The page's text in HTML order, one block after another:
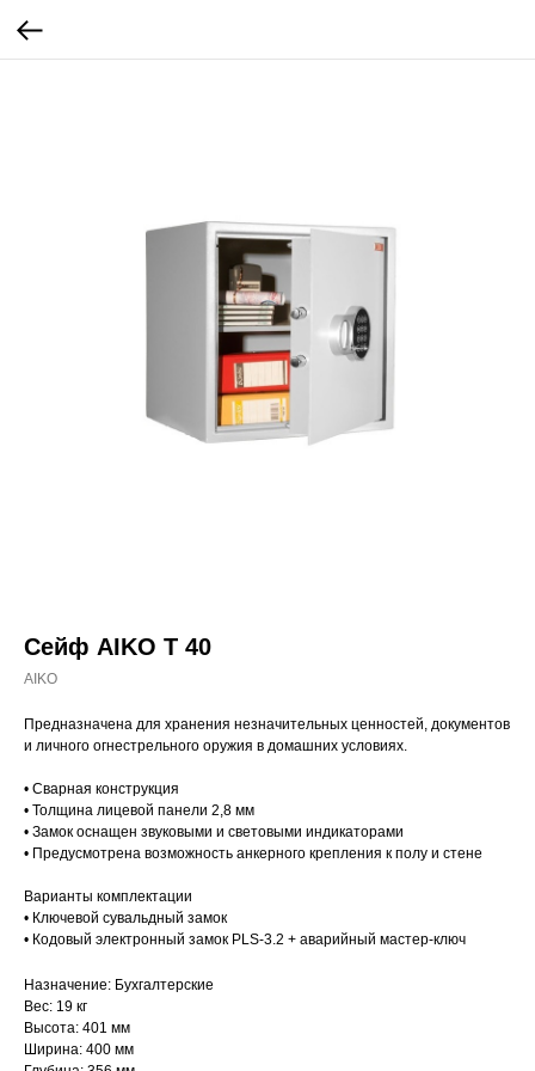
Сейф AIKO Т 40
AIKO
Предназначена для хранения незначительных ценностей, документов
и личного огнестрельного оружия в домашних условиях.
• Сварная конструкция
• Толщина лицевой панели 2,8 мм
• Замок оснащен звуковыми и световыми индикаторами
• Предусмотрена возможность анкерного крепления к полу и стене
Варианты комплектации
• Ключевой сувальдный замок
• Кодовый электронный замок PLS-3.2 + аварийный мастер-ключ
Назначение: Бухгалтерские
Вес: 19 кг
Высота: 401 мм
Ширина: 400 мм